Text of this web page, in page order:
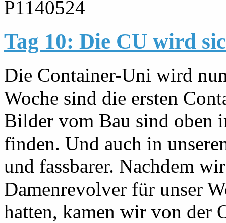
Tag 10: Die CU wird
Die Container-Uni wird
Woche sind die ersten
Bilder vom Bau sind oben
finden. Und auch in
und fassbarer. Nachdem
Damenrevolver für unser
hatten, kamen wir von der